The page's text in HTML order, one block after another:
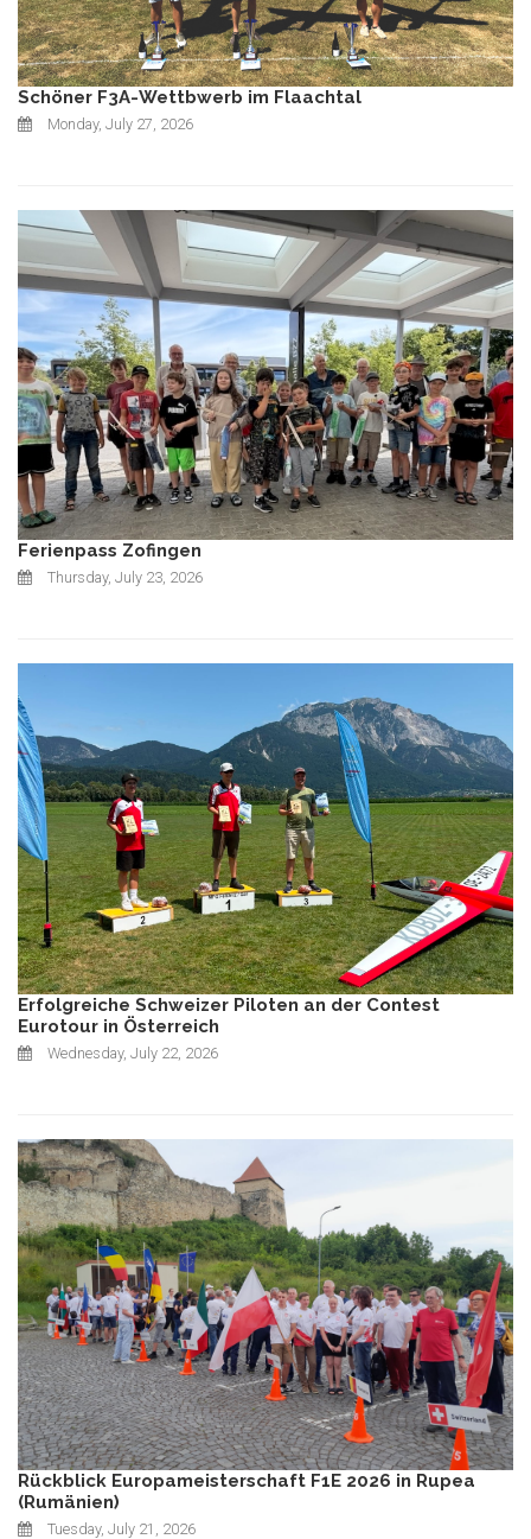
Schöner F3A-Wettbwerb im Flaachtal
Monday, July 27, 2026
Ferienpass Zofingen
Thursday, July 23, 2026
Erfolgreiche Schweizer Piloten an der Contest
Eurotour in Österreich
Wednesday, July 22, 2026
Rückblick Europameisterschaft F1E 2026 in Rupea
(Rumänien)
Tuesday, July 21, 2026